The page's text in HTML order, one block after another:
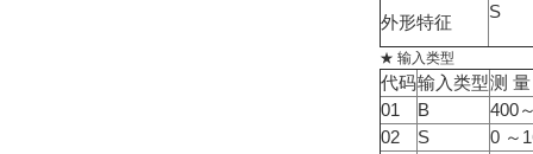
外形特征
S
★ 输入类型
代码输入类型测
01
B
400
02
S
0 ～